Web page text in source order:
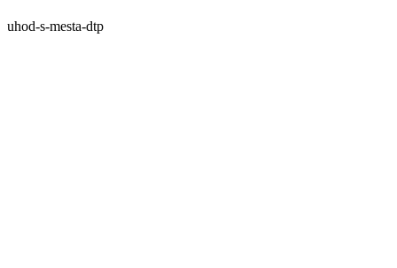
uhod-s-mesta-dtp